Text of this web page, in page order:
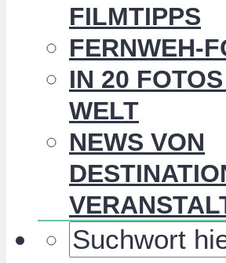
FILMTIPPS
FERNWEH-
IN 20
WELT
NEWS VON